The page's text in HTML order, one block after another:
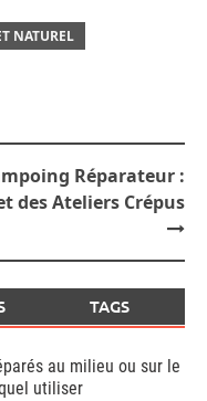
NATUREL
Réparateur :
des Ateliers Crépus
TAGS
au milieu ou sur le
utiliser